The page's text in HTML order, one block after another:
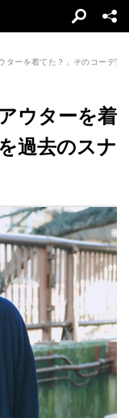
ターを着てた？」そのコーデ
ウターを着
過去のスナ